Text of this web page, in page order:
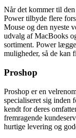
Når det kommer til
Power tilbyde flere
Mouse og den nyeste
udvalg af MacBooks
sortiment. Power
muligheder, så de kan
Proshop
Proshop er en
specialiseret sig inden
kendt for deres
fremragende
hurtige levering og